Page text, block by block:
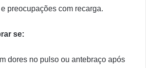
preocupações com recarga.
se:
dores no pulso ou antebraço após